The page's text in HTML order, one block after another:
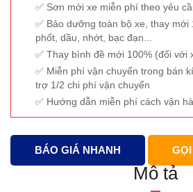
Sơn mới xe miễn phí theo yêu
Bảo dưỡng toàn bộ xe, thay mới
phốt, dầu, nhớt, bạc đạn...
Thay bình đề mới 100% (đối với
Miễn phí vận chuyển trong bán
trợ 1/2 chi phí vận chuyển
Hướng dẫn miễn phí cách vận
BÁO GIÁ NHANH
Mô tả